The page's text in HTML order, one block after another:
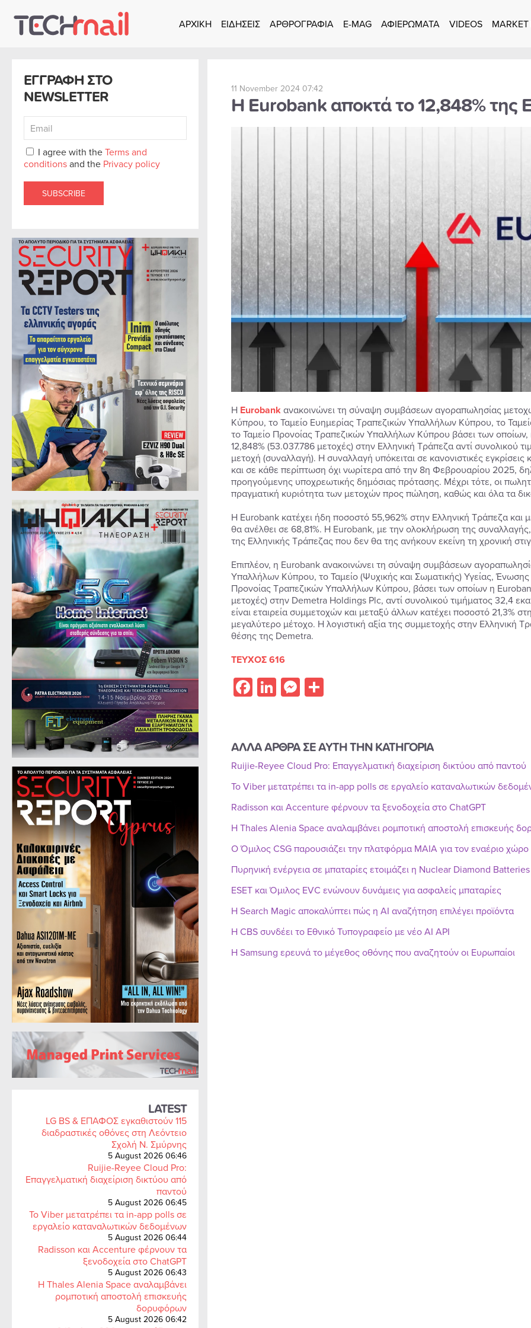
Skip to main content
ΑΡΧΙΚΗ ΕΙΔΗΣΕΙΣ ΑΡΘΡΟΓΡΑΦΙΑ E-MAG ΑΦΙΕΡΩΜΑΤΑ VIDEOS MARKET
ΕΓΓΡΑΦΗ ΣΤΟ
NEWSLETTER
I agree with theTerms and
conditionsand the Privacy policy
SUBSCRIBE
LATEST
LG BS & ΕΠΑΦΟΣ εγκαθιστούν 115
διαδραστικές οθόνες στη Λεόντειο
Σχολή Ν. Σμύρνης
5 August 2026 06:46
Ruijie-Reyee Cloud Pro:
Επαγγελματική διαχείριση δικτύου από
παντού
5 August 2026 06:45
Το Viber μετατρέπει τα in-app polls σε
εργαλείο καταναλωτικών δεδομένων
5 August 2026 06:44
Radisson και Accenture φέρνουν τα
ξενοδοχεία στο ChatGPT
5 August 2026 06:43
Η Thales Alenia Space αναλαμβάνει
ρομποτική αποστολή επισκευής
δορυφόρων
5 August 2026 06:42
11 November 2024 07:42
Η Eurobank αποκτά το 12,848% της
Η Eurobankανακοινώνει τη σύναψη συμβάσεων αγοραπωλησίας
Κύπρου, το Ταμείο Ευημερίας Τραπεζικών Υπαλλήλων Κύπρου, το
το Ταμείο Προνοίας Τραπεζικών Υπαλλήλων Κύπρου βάσει των
12,848% (53.037.786 μετοχές) στην Ελληνική Τράπεζα αντί συνολικού
μετοχή (συναλλαγή). Η συναλλαγή υπόκειται σε κανονιστικές
και σε κάθε περίπτωση όχι νωρίτερα από την 8η Φεβρουαρίου 2025,
προηγούμενης υποχρεωτικής δημόσιας πρότασης. Μέχρι τότε, οι
πραγματική κυριότητα των μετοχών προς πώληση, καθώς και όλα τα
Η Eurobank κατέχει ήδη ποσοστό 55,962% στην Ελληνική Τράπεζα
θα ανέλθει σε 68,81%. Η Eurobank, με την ολοκλήρωση της
της Ελληνικής Τράπεζας που δεν θα της ανήκουν εκείνη τη χρονική
Επιπλέον, η Eurobank ανακοινώνει τη σύναψη συμβάσεων
Υπαλλήλων Κύπρου, το Ταμείο (Ψυχικής και Σωματικής) Υγείας,
Προνοίας Τραπεζικών Υπαλλήλων Κύπρου, βάσει των οποίων η
μετοχές) στην Demetra Holdings Plc, αντί συνολικού τιμήματος 32,4
είναι εταιρεία συμμετοχών και μεταξύ άλλων κατέχει ποσοστό 21,3%
μεγαλύτερο μέτοχο. Η λογιστική αξία της συμμετοχής στην Ελληνική
θέσης της Demetra.
ΤΕΥΧΟΣ 616
Facebook
LinkedIn
Messenger
Share
ΑΛΛΑ ΑΡΘΡΑ ΣΕ ΑΥΤΗ ΤΗΝ ΚΑΤΗΓΟΡΙΑ
Ruijie-Reyee Cloud Pro: Επαγγελματική διαχείριση δικτύου από παντού
Το Viber μετατρέπει τα in-app polls σε εργαλείο καταναλωτικών
Radisson και Accenture φέρνουν τα ξενοδοχεία στο ChatGPT
Η Thales Alenia Space αναλαμβάνει ρομποτική αποστολή επισκευής
Ο Όμιλος CSG παρουσιάζει την πλατφόρμα MAIA για τον εναέριο χώρο
Πυρηνική ενέργεια σε μπαταρίες ετοιμάζει η Nuclear Diamond Batteries
ESET και Όμιλος EVC ενώνουν δυνάμεις για ασφαλείς μπαταρίες
Η Search Magic αποκαλύπτει πώς η AI αναζήτηση επιλέγει προϊόντα
Η CBS συνδέει το Εθνικό Τυπογραφείο με νέο AI API
Η Samsung ερευνά το μέγεθος οθόνης που αναζητούν οι Ευρωπαίοι